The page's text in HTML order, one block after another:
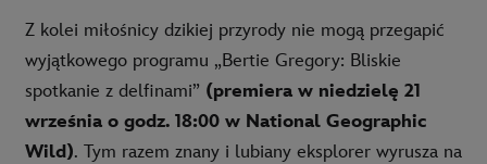
Z kolei miłośnicy dzikiej przyrody nie mogą przegapić
wyjątkowego programu „Bertie Gregory: Bliskie
spotkanie z delfinami” (premiera w niedzielę 21
września o godz. 18:00 w National Geographic
Wild). Tym razem znany i lubiany eksplorer wyrusza na